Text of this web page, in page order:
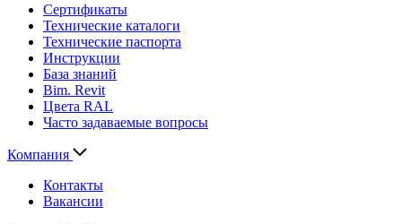
Сертификаты
Технические каталоги
Технические паспорта
Инструкции
База знаний
Bim. Revit
Цвета RAL
Часто задаваемые вопросы
Компания
Контакты
Вакансии